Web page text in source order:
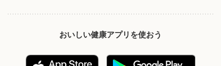
おいしい健康アプリを使おう